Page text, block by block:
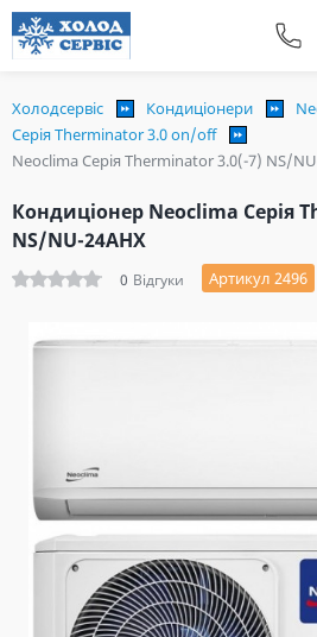
Холодсервіс Кондиціонери
Серія Therminator 3.0 on/off
Neoclima Серія Therminator 3.0(-7) NS/
Кондиціонер Neoclima Серія
NS/NU-24AHX
0 Відгуки Артикул 2496